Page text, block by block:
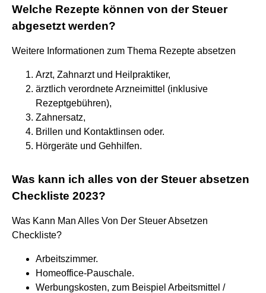
Welche Rezepte können von der Steuer
abgesetzt werden?
Weitere Informationen zum Thema Rezepte absetzen
Arzt, Zahnarzt und Heilpraktiker,
ärztlich verordnete Arzneimittel (inklusive
Rezeptgebühren),
Zahnersatz,
Brillen und Kontaktlinsen oder.
Hörgeräte und Gehhilfen.
Was kann ich alles von der Steuer absetzen
Checkliste 2023?
Was Kann Man Alles Von Der Steuer Absetzen
Checkliste?
Arbeitszimmer.
Homeoffice-Pauschale.
Werbungskosten, zum Beispiel Arbeitsmittel /